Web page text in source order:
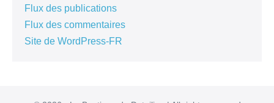
Flux des publications
Flux des commentaires
Site de WordPress-FR